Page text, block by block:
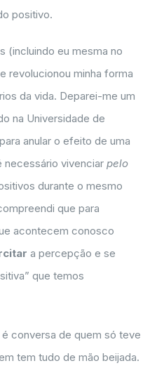
positivo.
(incluindo eu mesma no
revolucionou minha forma
da vida. Deparei-me um
na Universidade de
anular o efeito de uma
necessário vivenciar pelo
durante o mesmo
que para
acontecem conosco
a percepção e se
que temos
conversa de quem só teve
tem tudo de mão beijada.